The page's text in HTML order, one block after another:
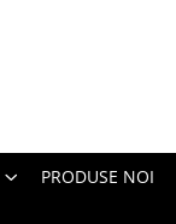
PRODUSE NOI